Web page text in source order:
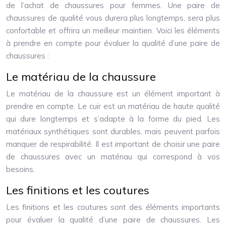
de l’achat de chaussures pour femmes. Une paire de
chaussures de qualité vous durera plus longtemps, sera plus
confortable et offrira un meilleur maintien. Voici les éléments
à prendre en compte pour évaluer la qualité d’une paire de
chaussures :
Le matériau de la chaussure
Le matériau de la chaussure est un élément important à
prendre en compte. Le cuir est un matériau de haute qualité
qui dure longtemps et s’adapte à la forme du pied. Les
matériaux synthétiques sont durables, mais peuvent parfois
manquer de respirabilité. Il est important de choisir une paire
de chaussures avec un matériau qui correspond à vos
besoins.
Les finitions et les coutures
Les finitions et les coutures sont des éléments importants
pour évaluer la qualité d’une paire de chaussures. Les